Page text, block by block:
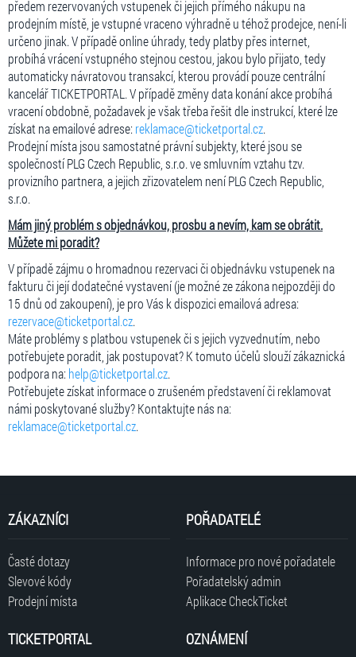
předem rezervovaných vstupenek či jejich přímého nákupu na
prodejním místě, je vstupné vraceno výhradně u téhož prodejce, není-li
určeno jinak. V případě online úhrady, tedy platby přes internet,
probíhá vrácení vstupného stejnou cestou, jakou bylo přijato, tedy
automaticky návratovou transakcí, kterou provádí pouze centrální
kancelář TICKETPORTAL. V případě změny data konání akce probíhá
vracení obdobně, požadavek je však třeba řešit dle instrukcí, které lze
získat na emailové adrese: reklamace@ticketportal.cz.
Prodejní místa jsou samostatné právní subjekty, které jsou se
společností PLG Czech Republic, s.r.o. ve smluvním vztahu tzv.
provizního partnera, a jejich zřizovatelem není PLG Czech Republic,
s.r.o.
Mám jiný problém s objednávkou, prosbu a nevím, kam se obrátit.
Můžete mi poradit?
V případě zájmu o hromadnou rezervaci či objednávku vstupenek na
fakturu či její dodatečné vystavení (je možné ze zákona nejpozději do
15 dnů od zakoupení), je pro Vás k dispozici emailová adresa:
rezervace@ticketportal.cz.
Máte problémy s platbou vstupenek či s jejich vyzvednutím, nebo
potřebujete poradit, jak postupovat? K tomuto účelů slouží zákaznická
podpora na: help@ticketportal.cz.
Potřebujete získat informace o zrušeném představení či reklamovat
námi poskytované služby? Kontaktujte nás na:
reklamace@ticketportal.cz.
ZÁKAZNÍCI
Časté dotazy
Slevové kódy
Prodejní místa
POŘADATELÉ
Informace pro nové pořadatele
Pořadatelský admin
Aplikace CheckTicket
TICKETPORTAL OZNÁMENÍ